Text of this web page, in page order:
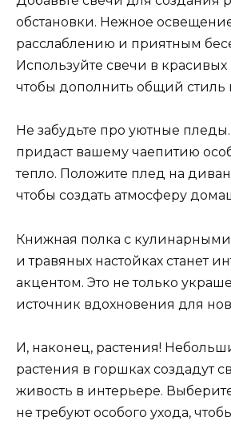
обстановки. Нежное
расслаблению и приятным
Используйте свечи в
чтобы дополнить общий стиль
Не забудьте про уютные
придаст вашему чаепитию
тепло. Положите плед на
чтобы создать атмосферу
Книжная полка с
и травяных настойках станет
акцентом. Это не только
источник вдохновения для
И, наконец, растения!
растения в горшках создадут
живость в интерьере.
не требуют особого ухода,